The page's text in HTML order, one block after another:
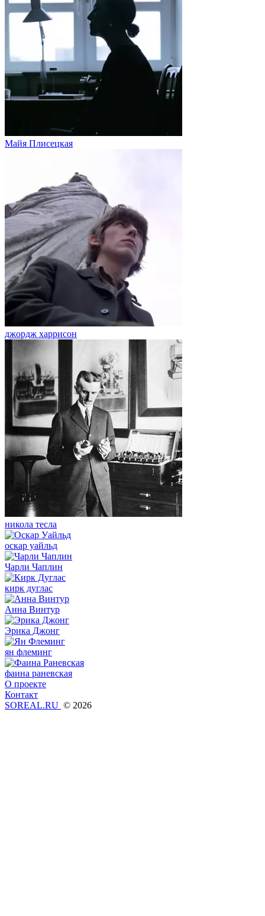
Майя Плисецкая
джордж харрисон
никола тесла
оскар уайльд
Чарли Чаплин
кирк дуглас
Анна Винтур
Эрика Джонг
ян флеминг
фаина раневская
О проекте
Контакт
SOREAL.RU © 2026